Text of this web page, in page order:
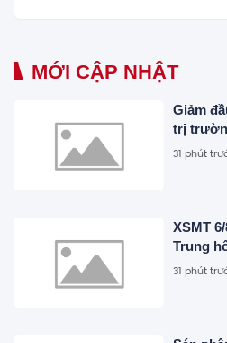
MỚI CẬP NHẬT
Giảm
trị
31 phút
XSMT
Trung
31 phút